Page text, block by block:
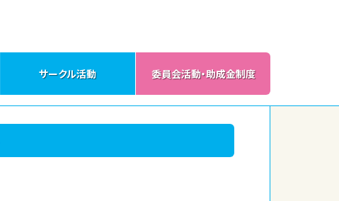
サークル活動 委員会活動・助成金制度